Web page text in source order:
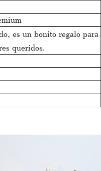
es un bonito regalo para
queridos.